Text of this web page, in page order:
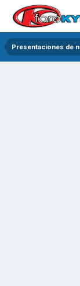
Presentaciones de